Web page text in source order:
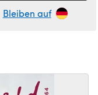
Bleiben auf